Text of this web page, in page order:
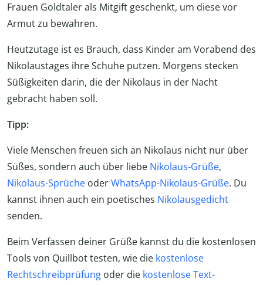
Frauen Goldtaler als Mitgift geschenkt, um diese vor
Armut zu bewahren.
Heutzutage ist es Brauch, dass Kinder am Vorabend des
Nikolaustages ihre Schuhe putzen. Morgens stecken
Süßigkeiten darin, die der Nikolaus in der Nacht
gebracht haben soll.
Tipp:
Viele Menschen freuen sich an Nikolaus nicht nur über
Süßes, sondern auch über liebe Nikolaus-Grüße,
Nikolaus-Sprüche oderWhatsApp-Nikolaus-Grüße. Du
kannst ihnen auch ein poetisches Nikolausgedicht
senden.
Beim Verfassen deiner Grüße kannst du die kostenlosen
Tools von Quillbot testen, wie die kostenlose
Rechtschreibprüfung oder die kostenlose Text-